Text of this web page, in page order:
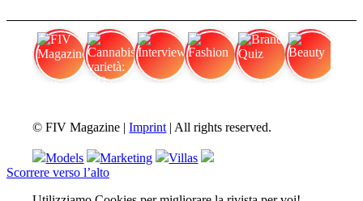
© FIV Magazine |Imprint | All rights reserved.
Models Marketing
Villas
Scorrere verso l’alto